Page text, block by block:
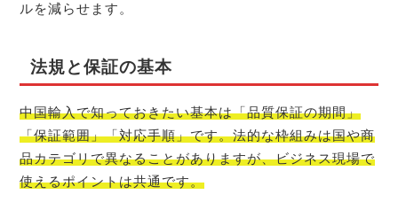
ルを減らせます。
法規と保証の基本
中国輸入で知っておきたい基本は「品質保証の期間」
「保証範囲」「対応手順」です。法的な枠組みは国や商
品カテゴリで異なることがありますが、ビジネス現場で
使えるポイントは共通です。